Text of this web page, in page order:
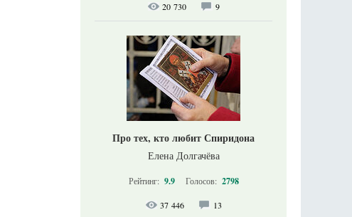
20 730 9
Про тех, кто любит Спиридона
Елена Долгачёва
Рейтинг: 9.9 Голосов: 2798
37 446 13